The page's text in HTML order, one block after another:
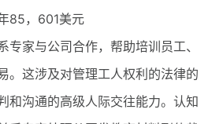
，601美元
家与公司合作，帮助培训员工、
。这涉及对管理工人权利的法律的
和沟通的高级人际交往能力。认知